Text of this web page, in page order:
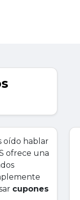
oído hablar
ofrece una
cupones